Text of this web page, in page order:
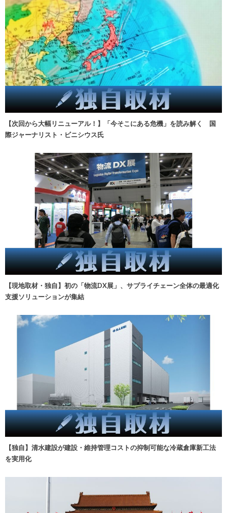
【次回から大幅リニューアル！】「今そこにある危機」を読み解く 国
際ジャーナリスト・ビニシウス氏
【現地取材・独自】初の「物流DX展」、サプライチェーン全体の最適化
支援ソリューションが集結
【独自】清水建設が建設・維持管理コストの抑制可能な冷蔵倉庫新工法
を実用化